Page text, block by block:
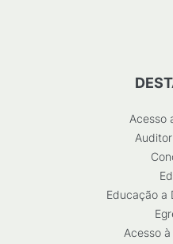
Acesso
Educação a
Acesso